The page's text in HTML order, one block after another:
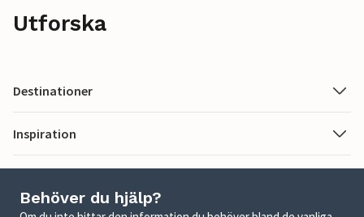
Utforska
Destinationer
Inspiration
Behöver du hjälp?